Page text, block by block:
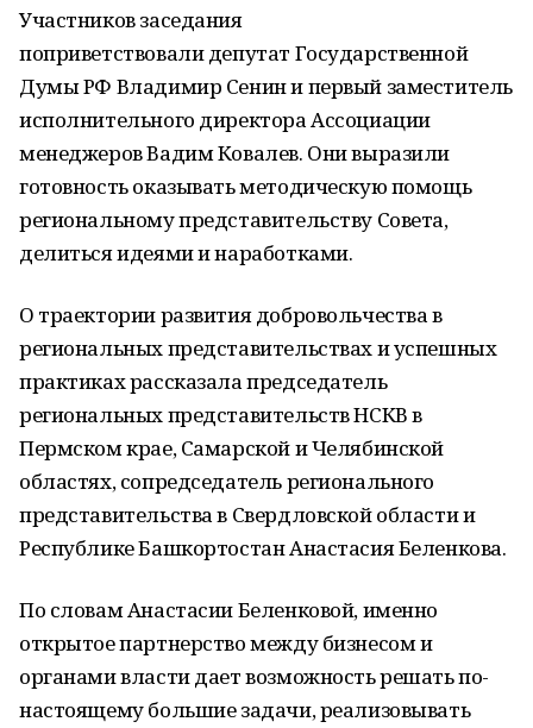
Участников заседания
поприветствовали депутат Государственной
Думы РФ Владимир Сенин и первый заместитель
исполнительного директора Ассоциации
менеджеров Вадим Ковалев. Они выразили
готовность оказывать методическую помощь
региональному представительству Совета,
делиться идеями и наработками.
О траектории развития добровольчества в
региональных представительствах и успешных
практиках рассказала председатель
региональных представительств НСКВ в
Пермском крае, Самарской и Челябинской
областях, сопредседатель регионального
представительства в Свердловской области и
Республике Башкортостан Анастасия Беленкова.
По словам Анастасии Беленковой, именно
открытое партнерство между бизнесом и
органами власти дает возможность решать по-
настоящему большие задачи, реализовывать